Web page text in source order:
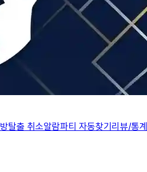
방탈출 취소알람파티 자동찾기리뷰/통계